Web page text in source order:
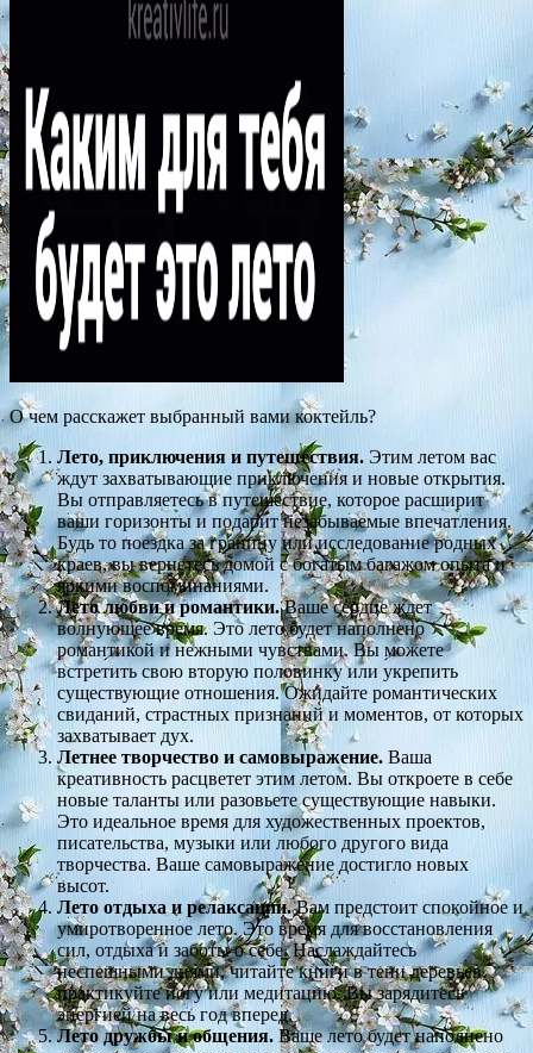
О чем расскажет выбранный вами коктейль?
Лето, приключения и путешествия. Этим летом вас
ждут захватывающие приключения и новые открытия.
Вы отправляетесь в путешествие, которое расширит
ваши горизонты и подарит незабываемые впечатления.
Будь то поездка за границу или исследование родных
краев, вы вернетесь домой с богатым багажом опыта и
яркими воспоминаниями.
Лето любви и романтики.Ваше сердце ждет
волнующее время. Это лето будет наполнено
романтикой и нежными чувствами. Вы можете
встретить свою вторую половинку или укрепить
существующие отношения. Ожидайте романтических
свиданий, страстных признаний и моментов, от которых
захватывает дух.
Летнее творчество и самовыражение. Ваша
креативность расцветет этим летом. Вы откроете в себе
новые таланты или разовьете существующие навыки.
Это идеальное время для художественных проектов,
писательства, музыки или любого другого вида
творчества. Ваше самовыражение достигло новых
высот.
Лето отдыха и релаксации.Вам предстоит спокойное и
умиротворенное лето. Это время для восстановления
сил, отдыха и заботы о себе. Наслаждайтесь
неспешными днями, читайте книги в тени деревьев,
практикуйте йогу или медитацию. Вы зарядитесь
энергией на весь год вперед.
Лето дружбы и общения. Ваше лето будет наполнено